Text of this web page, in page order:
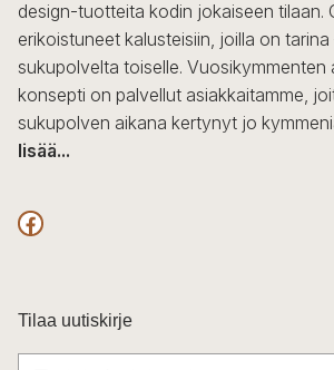
design-tuotteita kodin jokaiseen tilaan.
erikoistuneet kalusteisiin, joilla on
sukupolvelta toiselle. Vuosikymmenten
konsepti on palvellut asiakkaitamme,
sukupolven aikana kertynyt jo
lisää...
F
c
e
Tilaa uutiskirje